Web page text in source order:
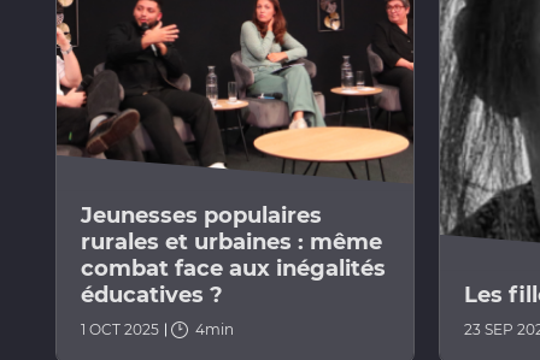
Jeunesses populaires
rurales et urbaines : même
combat face aux inégalités
éducatives ?
1 OCT 2025 4min
Les
23 SEP